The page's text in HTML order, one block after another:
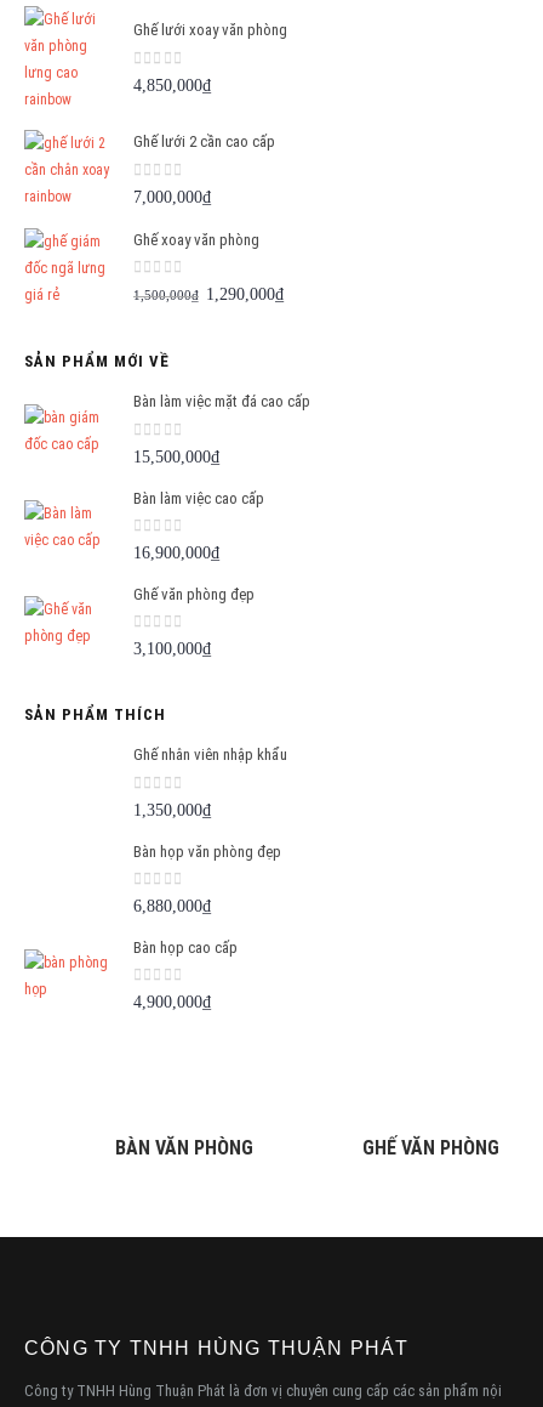
Ghế lưới xoay văn phòng
0 out of 5
4,850,000₫
Ghế lưới 2 cần cao cấp
0 out of 5
7,000,000₫
Ghế xoay văn phòng
0 out of 5
1,500,000₫ Giá
1,290,000₫Giá
1,290,000₫.
SẢN PHẨM MỚI VỀ
Bàn làm việc mặt đá cao cấp
0 out of 5
15,500,000₫
Bàn làm việc cao cấp
0out of 5
16,900,000₫
Ghế văn phòng đẹp
0 out of 5
3,100,000₫
SẢN PHẨM THÍCH
Ghế nhân viên nhập khẩu
0 out of 5
1,350,000₫
Bàn họp văn phòng đẹp
0 out of 5
6,880,000₫
Bàn họp cao cấp
0 out of 5
4,900,000₫
BÀN VĂN PHÒNG GHẾ VĂN PHÒNG
CÔNG TY TNHH HÙNG THUẬN PHÁT
Công ty TNHH Hùng Thuận Phát là đơn vị chuyên cung cấp các sản phẩm nội